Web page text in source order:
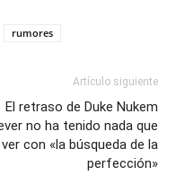
rumores
Artículo siguiente
El retraso de Duke Nukem
no ha tenido nada que
ver con «la búsqueda de la
perfección»